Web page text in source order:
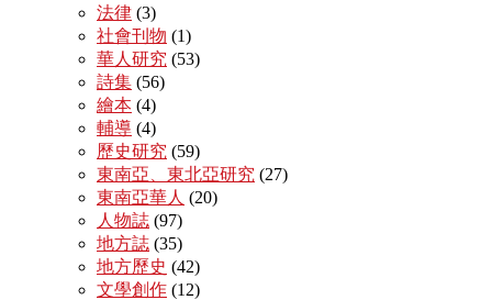
法律 (3)
社會刊物 (1)
華人研究 (53)
詩集 (56)
繪本 (4)
輔導 (4)
歷史研究 (59)
東南亞、東北亞研究 (27)
東南亞華人 (20)
人物誌 (97)
地方誌 (35)
地方歷史 (42)
文學創作 (12)